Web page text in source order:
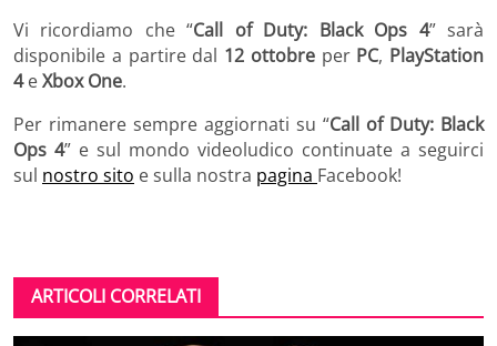
Vi ricordiamo che “Call of Duty: Black Ops 4” sarà
disponibile a partire dal 12 ottobreper PC, PlayStation
4eXbox One.
Per rimanere sempre aggiornati su “Call of Duty: Black
Ops 4” e sul mondo videoludico continuate a seguirci
sul nostro sito e sulla nostra pagina Facebook!
ARTICOLI CORRELATI